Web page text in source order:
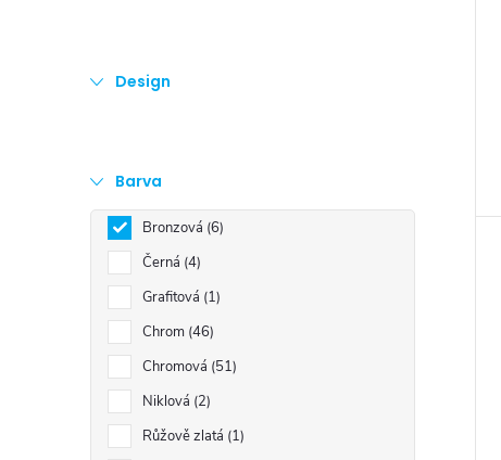
l
Design
Barva
Bronzová 6
Černá 4
Grafitová 1
Chrom 46
Chromová 51
Niklová 2
Růžově zlatá 1
k